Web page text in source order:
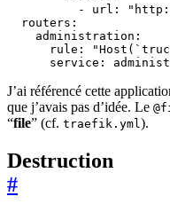
- url :
routers :
administration :
rule :
service :
J’ai référencé cette
que j’avais pas d’idée. Le
“file” (cf. traefik.yml ).
Destruction
#